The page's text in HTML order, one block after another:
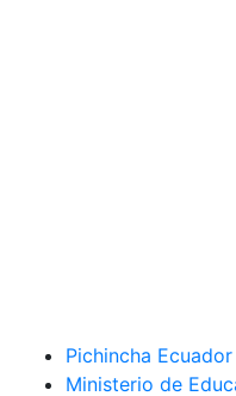
Pichincha Ecuador
Ministerio de